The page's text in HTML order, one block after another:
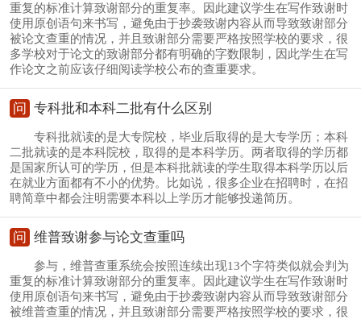
重复的标准计算致谢部分的重复率。因此建议学生在写作致谢时
使用原创语句来书写，避免由于抄袭致谢内容从而导致致谢部分
被论文查重的情况，并且致谢部分需要严格按照学校的要求，很
多学校对于论文的致谢部分都有明确的字数限制，因此学生在写
作论文之前应该仔细阅读学校公布的查重要求。
问 专科批和本科二批有什么区别
专科批就读的是大专院校，毕业后取得的是大专学历；本科
二批就读的是本科院校，取得的是本科学历。两者取得的学历都
是国家所认可的学历，但是本科批就读的学生取得本科学历以后
在就业方面都有不小的优势。比如说，很多企业在招聘时，在招
聘简章中都会注明需要本科以上学历才能够投递简历。
问 维普致谢参与论文查重吗
参与，维普查重系统会按照连续出现13个字符类似就会判为
重复的标准计算致谢部分的重复率。因此建议学生在写作致谢时
使用原创语句来书写，避免由于抄袭致谢内容从而导致致谢部分
被维普查重的情况，并且致谢部分需要严格按照学校的要求，很